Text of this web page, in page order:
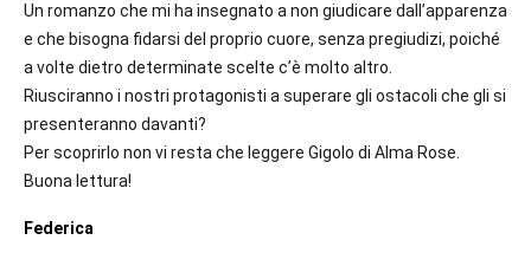
Un romanzo che mi ha insegnato a non giudicare dall’apparenza
e che bisogna fidarsi del proprio cuore, senza pregiudizi, poiché
a volte dietro determinate scelte c’è molto altro.
Riusciranno i nostri protagonisti a superare gli ostacoli che gli si
presenteranno davanti?
Per scoprirlo non vi resta che leggere Gigolo di Alma Rose.
Buona lettura!
Federica